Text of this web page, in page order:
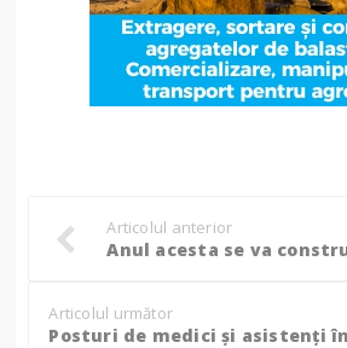
Articolul anterior
Articolul următor